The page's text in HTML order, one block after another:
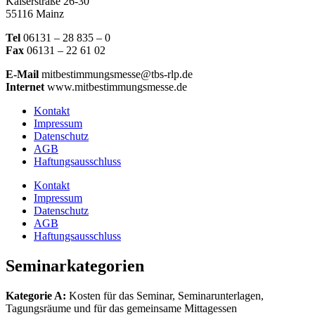
55116 Mainz
Tel 06131 – 28 835 – 0
Fax 06131 – 22 61 02
E-Mail mitbestimmungsmesse@tbs-rlp.de
Internet www.mitbestimmungsmesse.de
Kontakt
Impressum
Datenschutz
AGB
Haftungsausschluss
Kontakt
Impressum
Datenschutz
AGB
Haftungsausschluss
Seminarkategorien
Kategorie A: Kosten für das Seminar, Seminarunterlagen,
Tagungsräume und für das gemeinsame Mittagessen